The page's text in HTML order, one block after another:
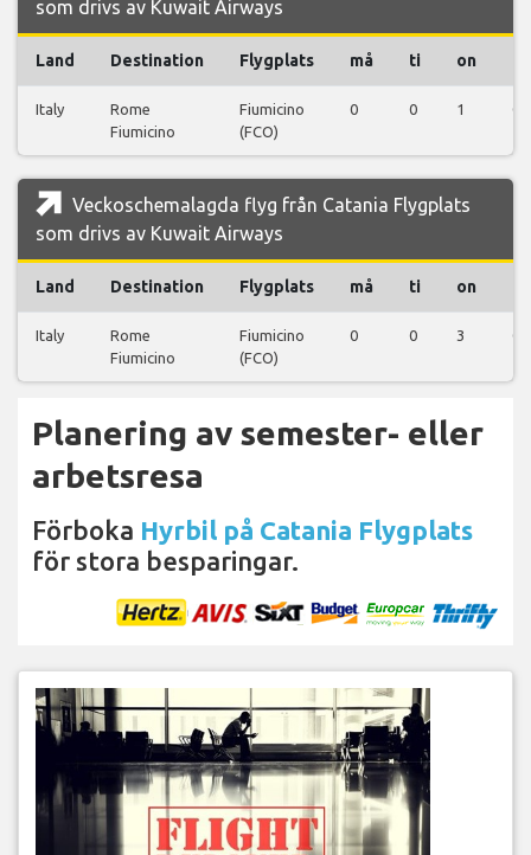
som drivs av Kuwait Airways
Land Destination Flygplats må ti on
Italy
Rome
Fiumicino
Fiumicino
(FCO)
0 0 1 0
Veckoschemalagda flyg från Catania Flygplats
som drivs av Kuwait Airways
Land Destination Flygplats må ti on
Italy
Rome
Fiumicino
Fiumicino
(FCO)
0 0 3 0
Planering av semester- eller
arbetsresa
Förboka Hyrbil på Catania Flygplats
för stora besparingar.